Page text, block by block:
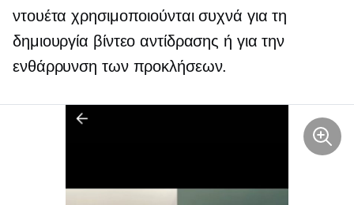
ντουέτα χρησιμοποιούνται συχνά για τη
δημιουργία βίντεο αντίδρασης ή για την
ενθάρρυνση των προκλήσεων.